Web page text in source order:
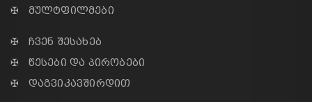
✠ მულტფილმები
✠ ჩვენ შესახებ
✠ წესები და პირობები
✠ დაგვიკავშირდით